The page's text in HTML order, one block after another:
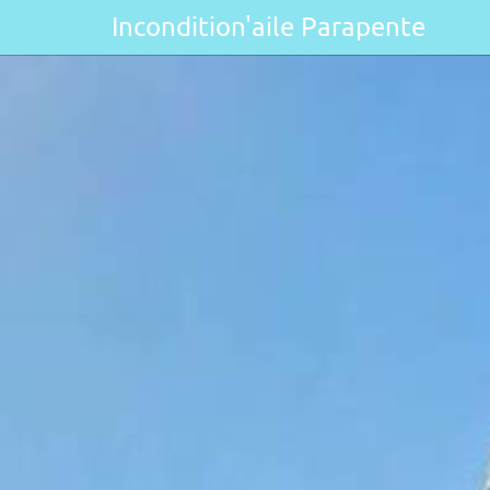
Incondition'aile Parapente